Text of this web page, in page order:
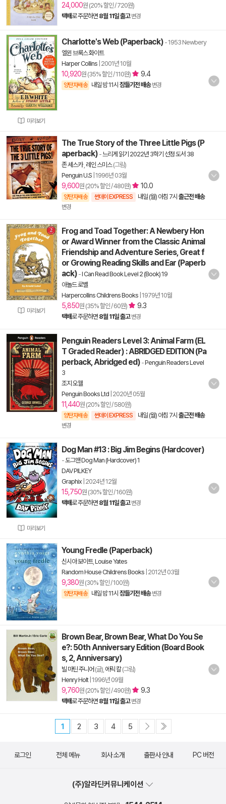
24,000원 (20% 할인 / 720원)
택배로 주문하면 8월 11일 출고 변경
미리보기
Charlotte's Web (Paperback) - 1953 Newbery
엘윈 브룩스 화이트
Harper Collins 2001년 10월
10,920원 (35% 할인 / 110원) 9.4
양탄자배송 내일 밤 11시 잠들기전 배송 변경
The True Story of the Three Little Pigs (P
aperback) -느리게 읽기 2022년 3학기 선정 도서 38
존 셰스카, 레인 스미스(그림)
Penguin U.S 1996년 03월
9,600원 (20% 할인 / 480원) 10.0
양탄자배송 썬데이 EXPRESS 내일 (월) 아침 7시 출근전 배송
변경
미리보기
Frog and Toad Together: A Newbery Hon
or Award Winner from the Classic Animal
Friendship and Adventure Series, Great f
or Growing Reading Skills and Ear (Paperb
ack) -I Can Read Book Level 2 (Book) 19
아놀드 로벨
Harpercollins Childrens Books 1979년 10월
5,850원 (35% 할인 / 60원) 9.3
택배로 주문하면 8월 11일 출고 변경
Penguin Readers Level 3: Animal Farm (EL
T Graded Reader) : ABRIDGED EDITION (Pa
perback, Abridged ed) -Penguin Readers Level
3
조지 오웰
Penguin Books Ltd 2020년 05월
11,440원 (20% 할인 / 580원)
양탄자배송 썬데이 EXPRESS 내일 (월) 아침 7시 출근전 배송
변경
미리보기
Dog Man #13 : Big Jim Begins (Hardcover)
-도그맨 Dog Man (Hardcover) 1
DAV PILKEY
Graphix 2024년 12월
15,750원 (30% 할인 / 160원)
택배로 주문하면 8월 11일 출고 변경
Young Fredle (Paperback)
신시아 보이트, Louise Yates
Random House Childrens Books 2012년 03월
9,380원 (30% 할인 / 100원)
양탄자배송 내일 밤 11시 잠들기전 배송 변경
Brown Bear, Brown Bear, What Do You Se
e?: 50th Anniversary Edition (Board Book
s, 2, Anniversary)
빌 마틴 주니어 (글), 에릭 칼(그림)
Henry Holt| 1996년 09월
9,760원 (20% 할인 / 490원) 9.3
택배로 주문하면 8월 11일 출고 변경
1 2 3 4 5
로그인 전체 메뉴 회사 소개 출판사 안내 PC 버전
(주)알라딘커뮤니케이션